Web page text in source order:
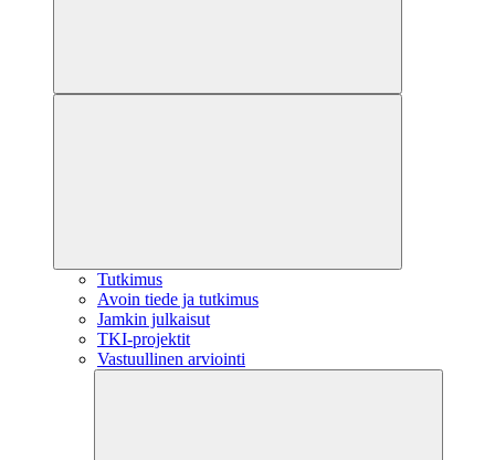
Tutkimus
Avoin tiede ja tutkimus
Jamkin julkaisut
TKI-projektit
Vastuullinen arviointi